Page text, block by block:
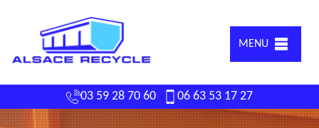
MENU
03 59 28 70 60 06 63 53 17 27